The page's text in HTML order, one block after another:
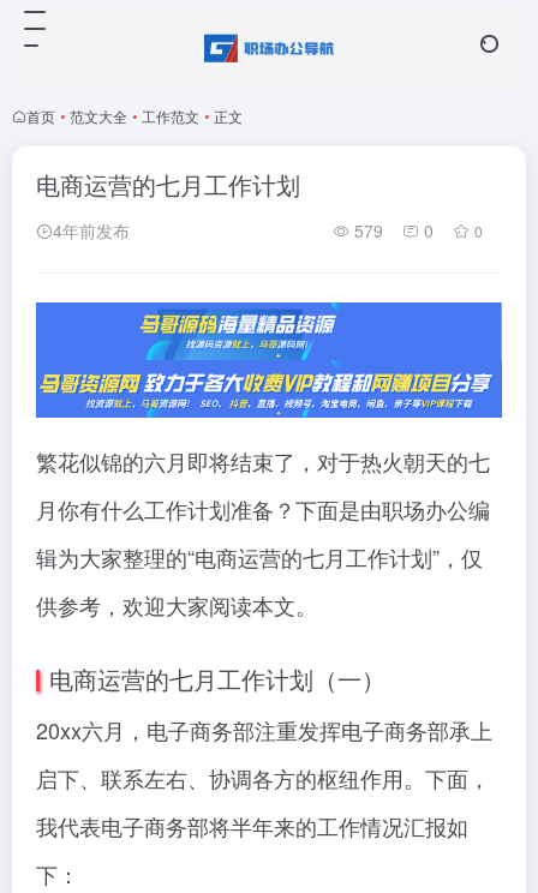
首页 • 范文大全 • 工作范文 • 正文
电商运营的七月工作计划
4年前发布 579 0 0
繁花似锦的六月即将结束了，对于热火朝天的七
月你有什么工作计划准备？下面是由职场办公编
辑为大家整理的“电商运营的七月工作计划”，仅
供参考，欢迎大家阅读本文。
电商运营的七月工作计划（一）
20xx六月，电子商务部注重发挥电子商务部承上
启下、联系左右、协调各方的枢纽作用。下面，
我代表电子商务部将半年来的工作情况汇报如
下：